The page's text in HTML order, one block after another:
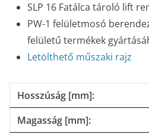
SLP 16 Fatálca tároló lift
PW-1 felületmosó
felületű termékek
Letölthető műszaki rajz
Hosszúság [mm]:
Magasság [mm]: